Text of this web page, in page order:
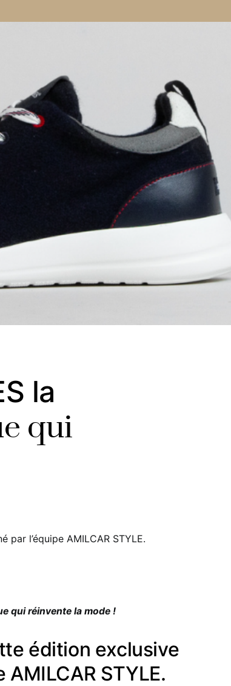
la
qui
l’équipe AMILCAR STYLE.
qui réinvente la mode !
édition exclusive
STYLE.